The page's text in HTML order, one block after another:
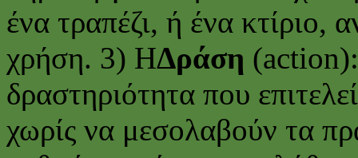
ένα τραπέζι, ή ένα κτίριο,
χρήση. 3) ΗΔράση
δραστηριότητα που
χωρίς να μεσολαβούν τα